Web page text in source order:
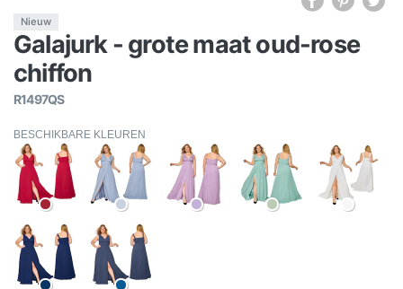
Nieuw
Galajurk - grote maat oud-rose
chiffon
R1497QS
BESCHIKBARE KLEUREN